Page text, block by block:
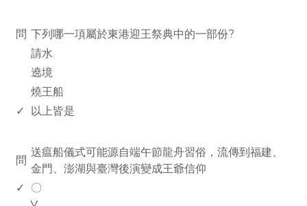
問 下列哪一項屬於東港迎王祭典中的一部份?
請水
遶境
燒王船
✓
以上皆是
問
送瘟船儀式可能源自端午節龍舟習俗，流傳到福建、
金門、澎湖與臺灣後演變成王爺信仰
✓
〇